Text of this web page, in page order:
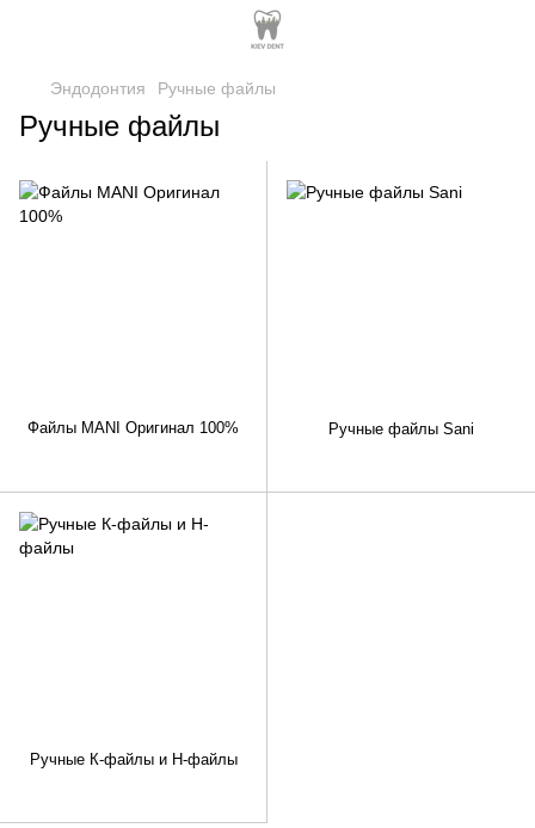
Эндодонтия Ручные файлы
Ручные файлы
Файлы MANI Оригинал 100% Ручные файлы Sani
Ручные К-файлы и Н-файлы